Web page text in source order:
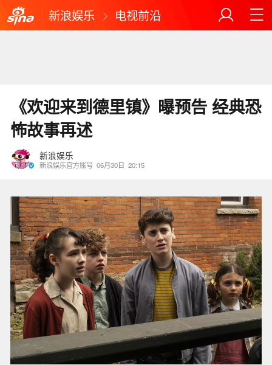
新浪娱乐 电视前沿
《欢迎来到德里镇》曝预告 经典恐
怖故事再述
新浪娱乐
新浪娱乐官方账号 06月30日 20:15